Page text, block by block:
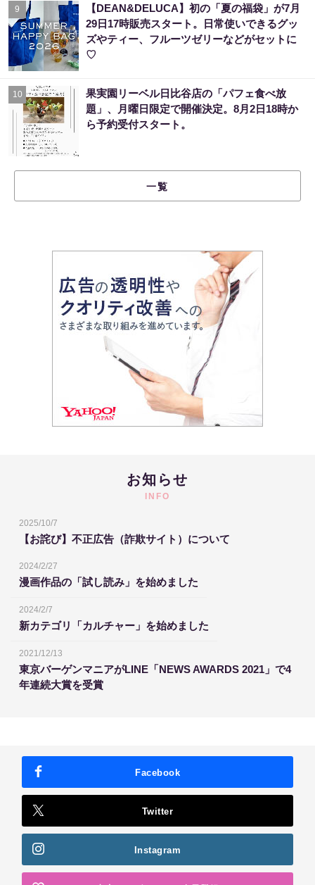
9
【DEAN&DELUCA】初の「夏の福袋」が7月
29日17時販売スタート。日常使いできるグッ
ズやティー、フルーツゼリーなどがセットに
♡
10
果実園リーベル日比谷店の「パフェ食べ放
題」、月曜日限定で開催決定。8月2日18時か
ら予約受付スタート。
一覧
お知らせ
INFO
2025/10/7
【お詫び】不正広告（詐欺サイト）について
2024/2/27
漫画作品の「試し読み」を始めました
2024/2/7
新カテゴリ「カルチャー」を始めました
2021/12/13
東京バーゲンマニアがLINE「NEWS AWARDS 2021」で4
年連続大賞を受賞
Facebook
Twitter
Instagram